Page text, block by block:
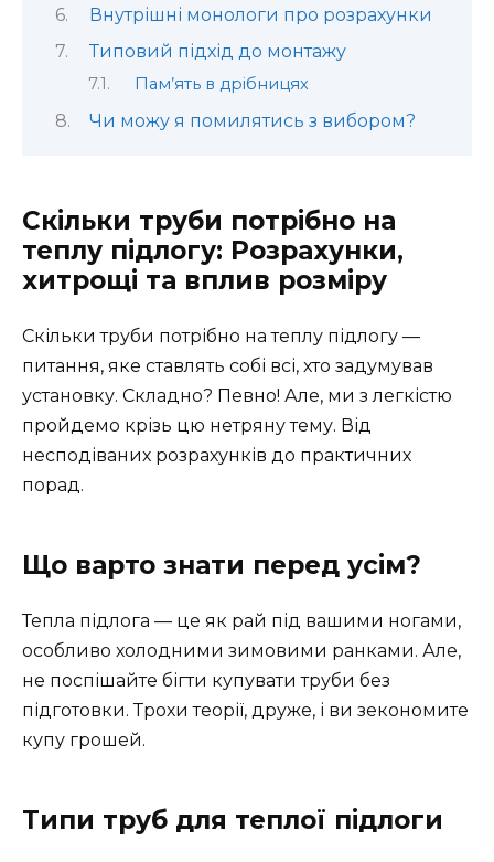
Внутрішні монологи про розрахунки
Типовий підхід до монтажу
Пам’ять в дрібницях
Чи можу я помилятись з вибором?
Скільки труби потрібно на
теплу підлогу: Розрахунки,
хитрощі та вплив розміру
Скільки труби потрібно на теплу підлогу —
питання, яке ставлять собі всі, хто задумував
установку. Складно? Певно! Але, ми з легкістю
пройдемо крізь цю нетряну тему. Від
несподіваних розрахунків до практичних
порад.
Що варто знати перед усім?
Тепла підлога — це як рай під вашими ногами,
особливо холодними зимовими ранками. Але,
не поспішайте бігти купувати труби без
підготовки. Трохи теорії, друже, і ви зекономите
купу грошей.
Типи труб для теплої підлоги